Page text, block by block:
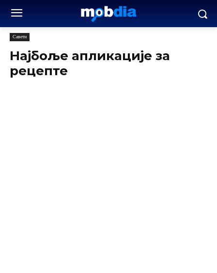
Савети
Најбоље апликације за
рецепте